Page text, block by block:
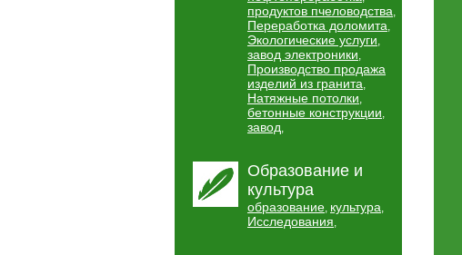
продуктов пчеловодства,
Переработка доломита,
Экологические услуги,
завод электроники,
Производство продажа
изделий из гранита,
Натяжные потолки,
бетонные конструкции,
завод,
Образование и
культура
образование, культура,
Исследования,